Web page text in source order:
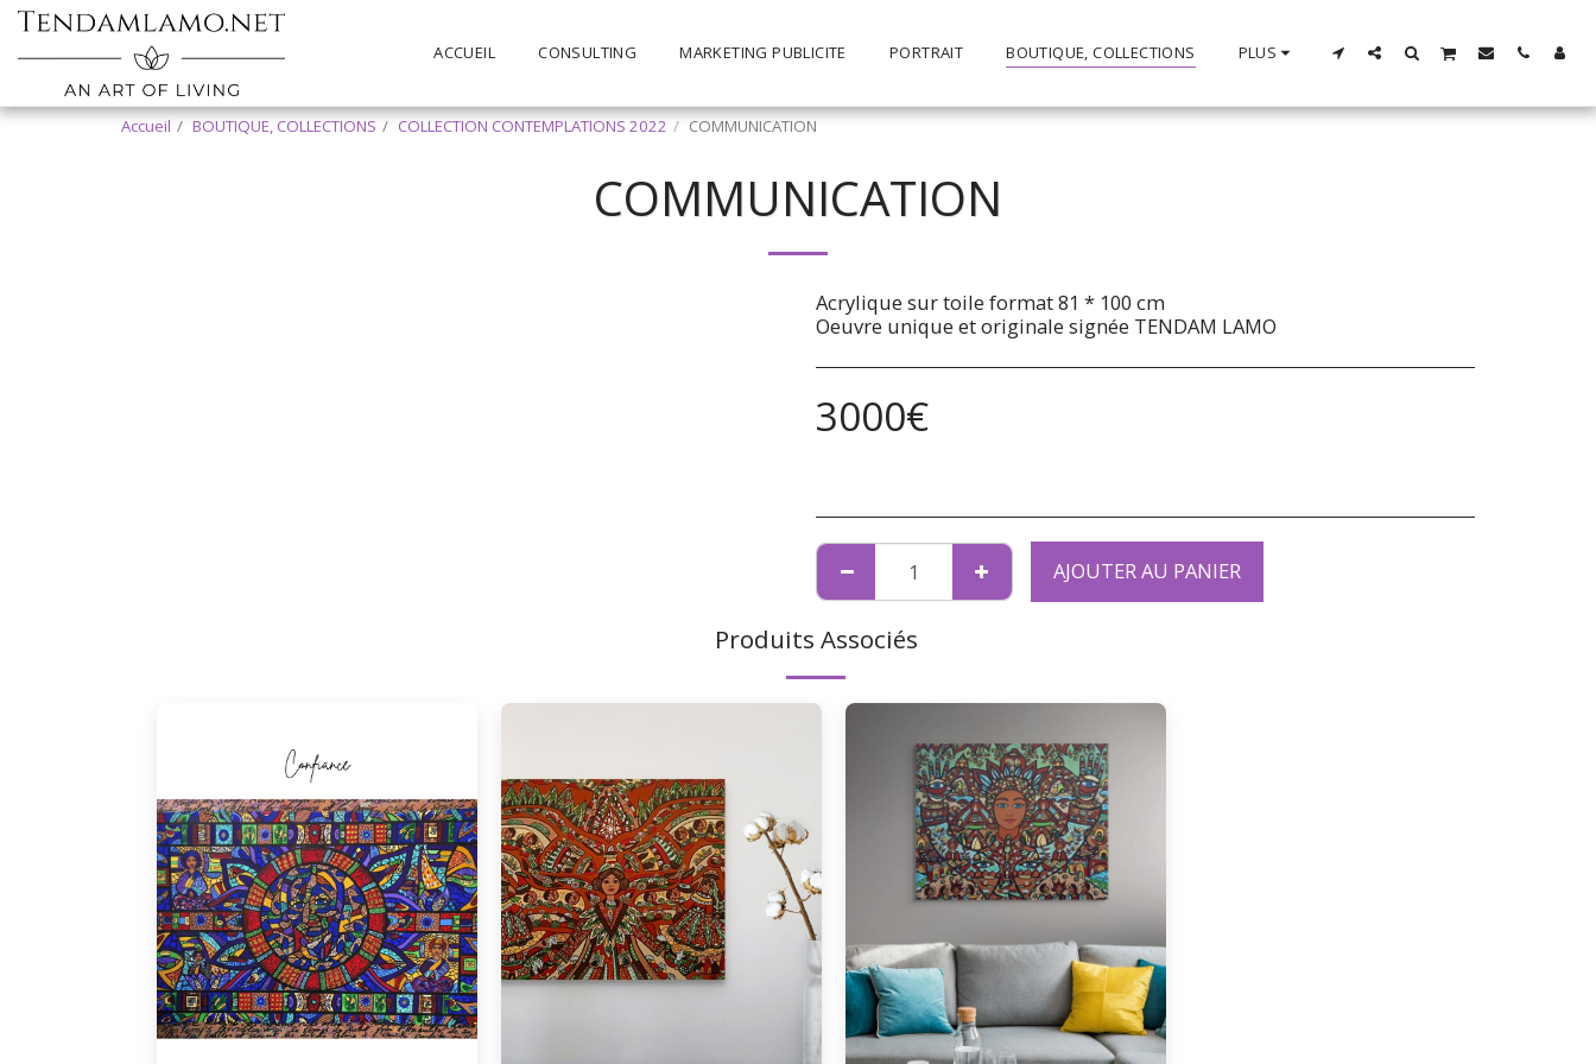
ACCUEIL CONSULTING MARKETING PUBLICITE PORTRAIT BOUTIQUE, COLLECTIONS PLUS
Accueil BOUTIQUE, COLLECTIONS COLLECTION CONTEMPLATIONS 2022 COMMUNICATION
COMMUNICATION
Acrylique sur toile format 81 * 100 cm
Oeuvre unique et originale signée TENDAM LAMO
3000€
AJOUTER AU PANIER
Produits Associés